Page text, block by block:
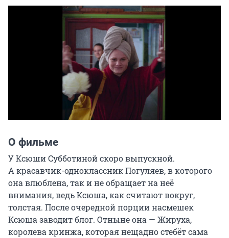
О фильме
У Ксюши Субботиной скоро выпускной.
А красавчик-одноклассник Погуляев, в которого
она влюблена, так и не обращает на неё
внимания, ведь Ксюша, как считают вокруг,
толстая. После очередной порции насмешек
Ксюша заводит блог. Отныне она — Жируха,
королева кринжа, которая нещадно стебёт сама